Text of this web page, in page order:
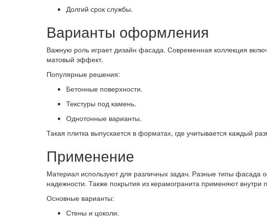
Долгий срок службы.
Варианты оформления
Важную роль играет дизайн фасада. Современная коллекция
матовый эффект.
Популярные решения:
Бетонные поверхности.
Текстуры под камень.
Однотонные варианты.
Такая плитка выпускается в форматах, где учитывается каждый
Применение
Материал используют для различных задач. Разные типы фасада
надежности. Также покрытия из керамогранита применяют
Основные варианты:
Стены и цоколи.